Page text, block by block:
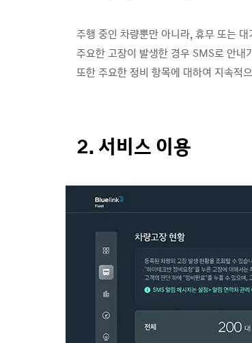
주행 중인 차량뿐만 아니라, 휴무 또는
주요한 고장이 발생한 경우 SMS로 안내
또한 주요한 정비 항목에 대하여 지속적
2. 서비스 이용